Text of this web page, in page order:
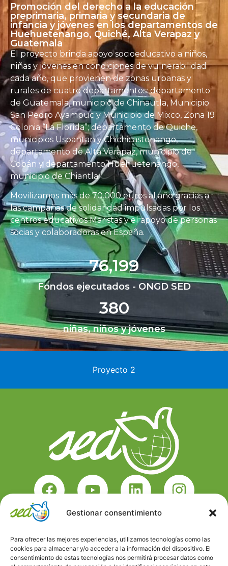
Gestionar consentimiento
Para ofrecer las mejores experiencias, utilizamos tecnologías como las
cookies para almacenar y/o acceder a la información del dispositivo. El
consentimiento de estas tecnologías nos permitirá procesar datos como
Proyecto 2
Promoción del derecho a la educación
preprimaria, primaria y secundaria de
infancia y jóvenes en los departamentos de
Huehuetenango, Quiché, Alta Verapaz y
Guatemala
El proyecto brinda apoyo socioeducativo a niños,
niñas y jóvenes en condiciones de vulnerabilidad
cada año,que provienen de zonas urbanas y
rurales de cuatro departamentos: departamento
de Guatemala, municipio de Chinautla, Municipio
San Pedro Ayampuc y Municipio de Mixco, Zona 19
Colonia “La Florida”; departamento de Quiche,
municipios Uspantan y Chichicastenango,
departamento de Alta Verapaz, municipio de
Cobán y departamento Huehuetenango,
municipio de Chiantla.
Movilizamos más de 70.000 euros al año gracias a
las campañas de solidaridad impulsadas por los
centros educativos Maristas y el apoyo de personas
socias y colaboradoras en España.
Fondos ejecutados - ONGD SED
76,199
niñas, niños y jóvenes
380
Calle Xaudaró, 23-25, Fuencarral-El Pardo, 28034
681 10 59 91